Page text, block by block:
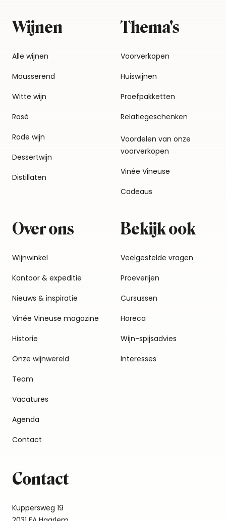
Wijnen
Alle wijnen
Mousserend
Witte wijn
Rosé
Rode wijn
Dessertwijn
Distillaten
Thema's
Voorverkopen
Huiswijnen
Proefpakketten
Relatiegeschenken
Voordelen van onze
voorverkopen
Vinée Vineuse
Cadeaus
Over ons
Wijnwinkel
Kantoor & expeditie
Nieuws & inspiratie
Vinée Vineuse magazine
Historie
Onze wijnwereld
Team
Vacatures
Agenda
Contact
Bekijk ook
Veelgestelde vragen
Proeverijen
Cursussen
Horeca
Wijn-spijsadvies
Interesses
Contact
Küppersweg 19